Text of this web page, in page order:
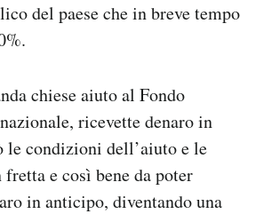
del paese che in breve tempo
chiese aiuto al Fondo
ricevette denaro in
le condizioni dell’aiuto e le
e così bene da poter
in anticipo, diventando una